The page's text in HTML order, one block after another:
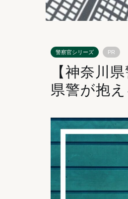
警察官シリーズ PR
【神奈川
県警が抱